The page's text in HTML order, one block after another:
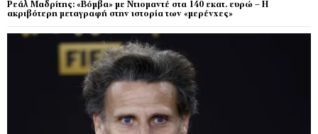
Ρεάλ Μαδρίτης: «Βόμβα» με Ντιομαντέ στα 140 εκατ. ευρώ – Η
ακριβότερη μεταγραφή στην ιστορία των «μερένχες»